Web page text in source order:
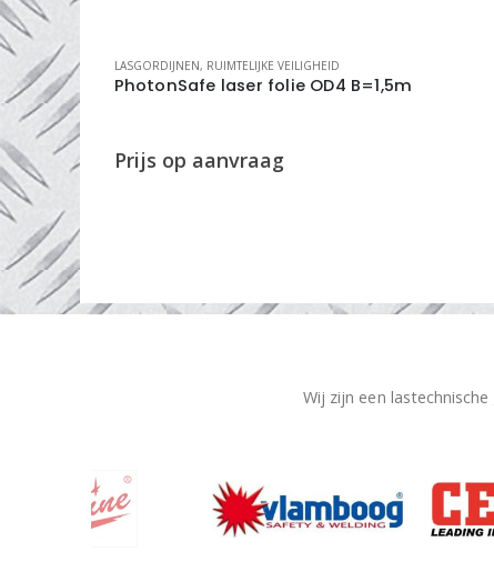
LASGORDIJNEN, RUIMTELIJKE VEILIGHEID
PhotonSafe laser folie OD4 B=1,5m
Wij zijn een